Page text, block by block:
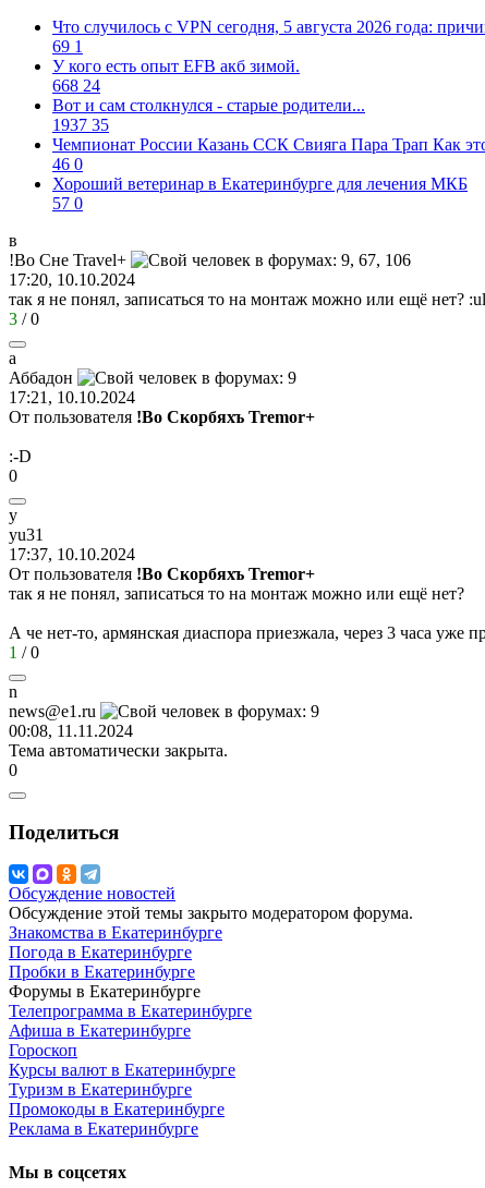
Что случилось с VPN сегодня, 5 августа 2026 года:
69 1
У кого есть опыт EFB акб зимой.
668 24
Вот и сам столкнулся - старые родители...
1937 35
Чемпионат России Казань ССК Свияга Пара Трап Как
46 0
Хороший ветеринар в Екатеринбурге для лечения МКБ
57 0
в
!Во Сне Travel+
17:20, 10.10.2024
так я не понял, записаться то на монтаж можно или ещё нет?
3 /0
а
Аббадон
17:21, 10.10.2024
От пользователя !Во Скорбяхъ Tremor+
:-D
0
y
yu31
17:37, 10.10.2024
От пользователя !Во Скорбяхъ Tremor+
так я не понял, записаться то на монтаж можно или ещё нет?
А че нет-то, армянская диаспора приезжала, через 3 часа уже
1 /0
n
news@e1.ru
00:08, 11.11.2024
Тема автоматически закрыта.
0
Поделиться
Обсуждение новостей
Обсуждение этой темы закрыто модератором форума.
Знакомства в Екатеринбурге
Погода в Екатеринбурге
Пробки в Екатеринбурге
Форумы в Екатеринбурге
Телепрограмма в Екатеринбурге
Афиша в Екатеринбурге
Гороскоп
Курсы валют в Екатеринбурге
Туризм в Екатеринбурге
Промокоды в Екатеринбурге
Реклама в Екатеринбурге
Мы в соцсетях